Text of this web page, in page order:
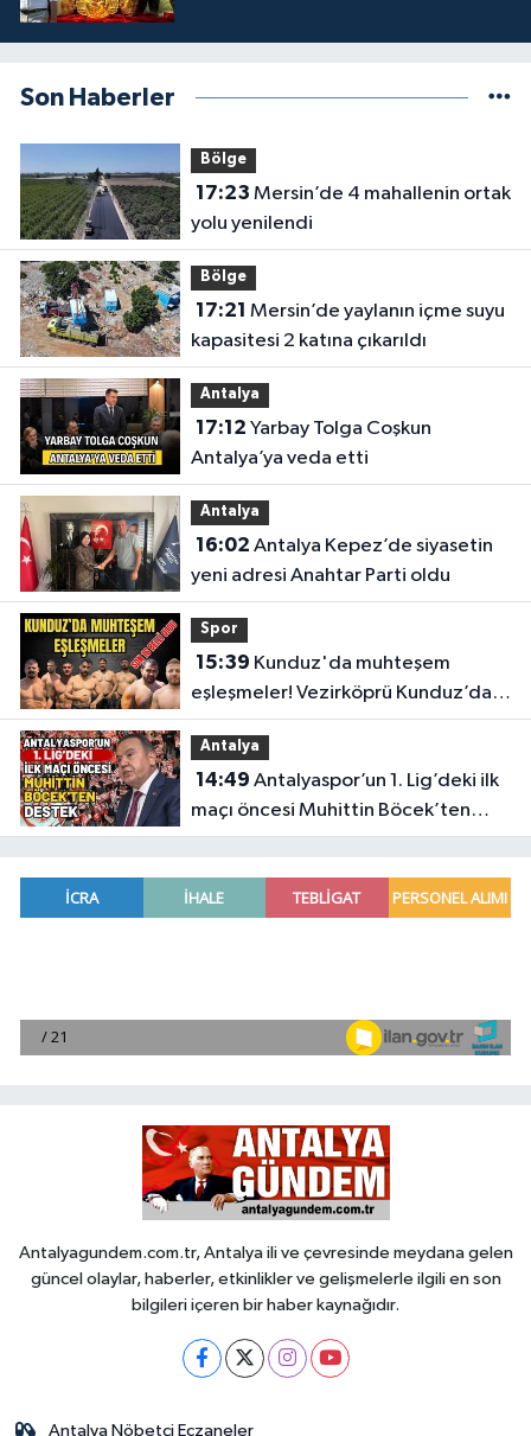
Son Haberler
Bölge
17:23
yolu yenilendi
Bölge
17:21
kapasitesi 2 katına çıkarıldı
Antalya
17:12
Antalya’ya veda etti
Antalya
16:02
yeni adresi Anahtar Parti oldu
Spor
15:39
eşleşmeler! Vezirköprü Kunduz’da
nefesler tutuldu, son 16 belli oldu
Antalya
14:49
maçı öncesi Muhittin Böcek’ten
destek
Antalyagundem.com.tr, Antalya ili ve çevresinde meydana gelen
güncel olaylar, haberler, etkinlikler ve gelişmelerle ilgili en son
bilgileri içeren bir haber kaynağıdır.
Antalya Nöbetçi Eczaneler